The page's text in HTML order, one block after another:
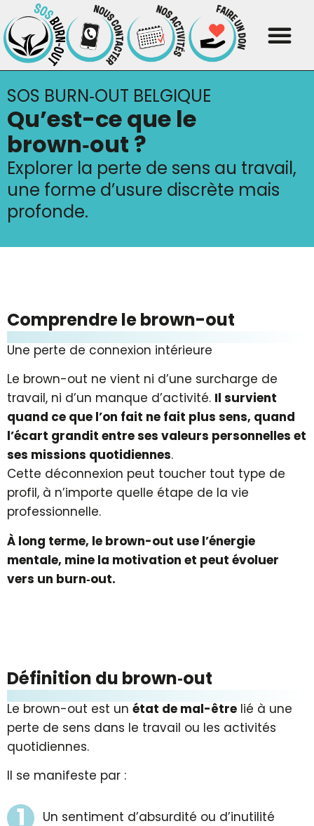
SOS BURN‑OUT BELGIQUE
Qu’est-ce que le
brown‑out ?
Explorer la perte de sens au travail,
une forme d’usure discrète mais
profonde.
Comprendre le brown-out
Une perte de connexion intérieure
Le brown-out ne vient ni d’une surcharge de
travail, ni d’un manque d’activité. Il survient
quand ce que l’on fait ne fait plus sens, quand
l’écart grandit entre ses valeurs personnelles et
ses missions quotidiennes.
Cette déconnexion peut toucher tout type de
profil, à n’importe quelle étape de la vie
professionnelle.
À long terme, le brown-out use l’énergie
mentale, mine la motivation et peut évoluer
vers un burn‑out.
Définition du brown‑out
Le brown-out est un état de mal-être lié à une
perte de sens dans le travail ou les activités
quotidiennes.
Il se manifeste par :
Un sentiment d’absurdité ou d’inutilité